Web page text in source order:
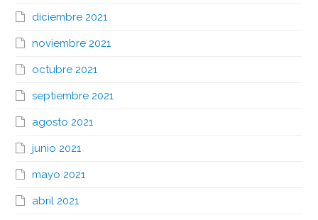
diciembre 2021
noviembre 2021
octubre 2021
septiembre 2021
agosto 2021
junio 2021
mayo 2021
abril 2021